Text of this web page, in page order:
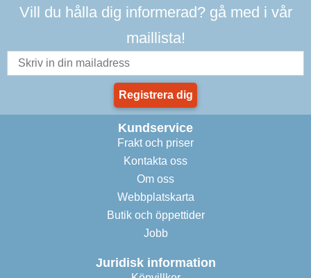
Vill du hålla dig informerad? gå med i vår
maillista!
Registrera dig
Kundservice
Frakt och priser
Kontakta oss
Om oss
Webbplatskarta
Butik och öppettider
Jobb
Juridisk information